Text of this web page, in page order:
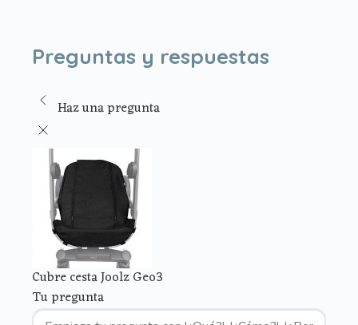
Preguntas y respuestas
Haz una pregunta
Cubre cesta Joolz Geo3
Tu pregunta